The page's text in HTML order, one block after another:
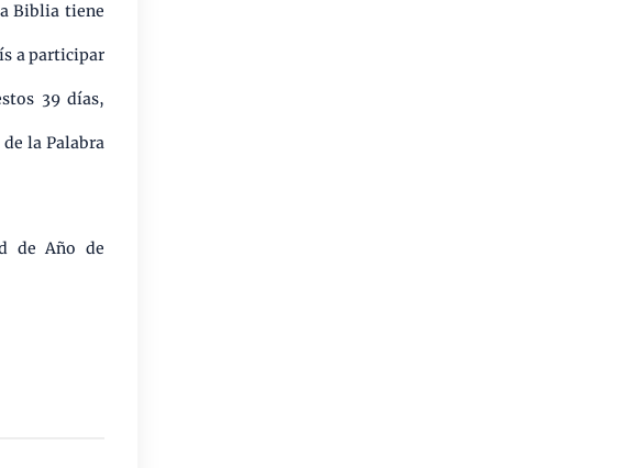
Biblia tiene
a participar
39 días,
la Palabra
de Año de